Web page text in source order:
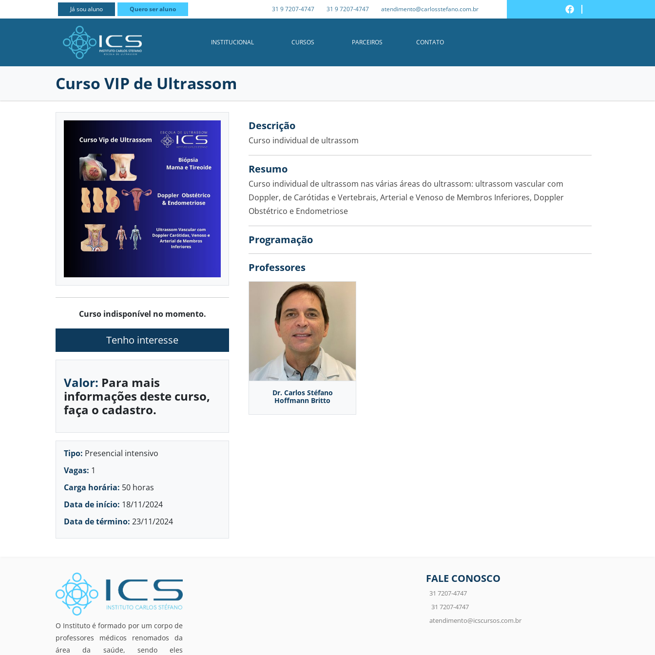
Já sou aluno Quero ser aluno 31 9 7207-4747 31 9 7207-4747 atendimento@carlosstefano.com.br
INSTITUCIONAL CURSOS PARCEIROS CONTATO
INSTITUCIONAL
QUEM SOMOS
PROFESSORES
CURSOS
GINECOLOGIA E OBSTETRÍCIA
MEDICINA INTERNA
MUSCULOESQUELÉTICO
PRÁTICA INTENSIVA
VASCULAR COM DOPPLER
CALENDÁRIO DE CURSOS
CONTATO
Já sou aluno
Curso VIP de Ultrassom
Curso indisponível no momento.
Tenho interesse
Valor: Para mais
informações deste curso,
faça o cadastro.
Tipo: Presencial intensivo
Vagas: 1
Carga horária: 50 horas
Data de início: 18/11/2024
Data de término: 23/11/2024
Descrição
Curso individual de ultrassom
Resumo
Curso individual de ultrassom nas várias áreas do ultrassom: ultrassom vascular com
Doppler, de Carótidas e Vertebrais, Arterial e Venoso de Membros Inferiores, Doppler
Obstétrico e Endometriose
Programação
Professores
Dr. Carlos Stéfano
Hoffmann Britto
O Instituto é formado por um corpo de
professores médicos renomados da
área da saúde, sendo eles
FALE CONOSCO
31 7207-4747
31 7207-4747
atendimento@icscursos.com.br